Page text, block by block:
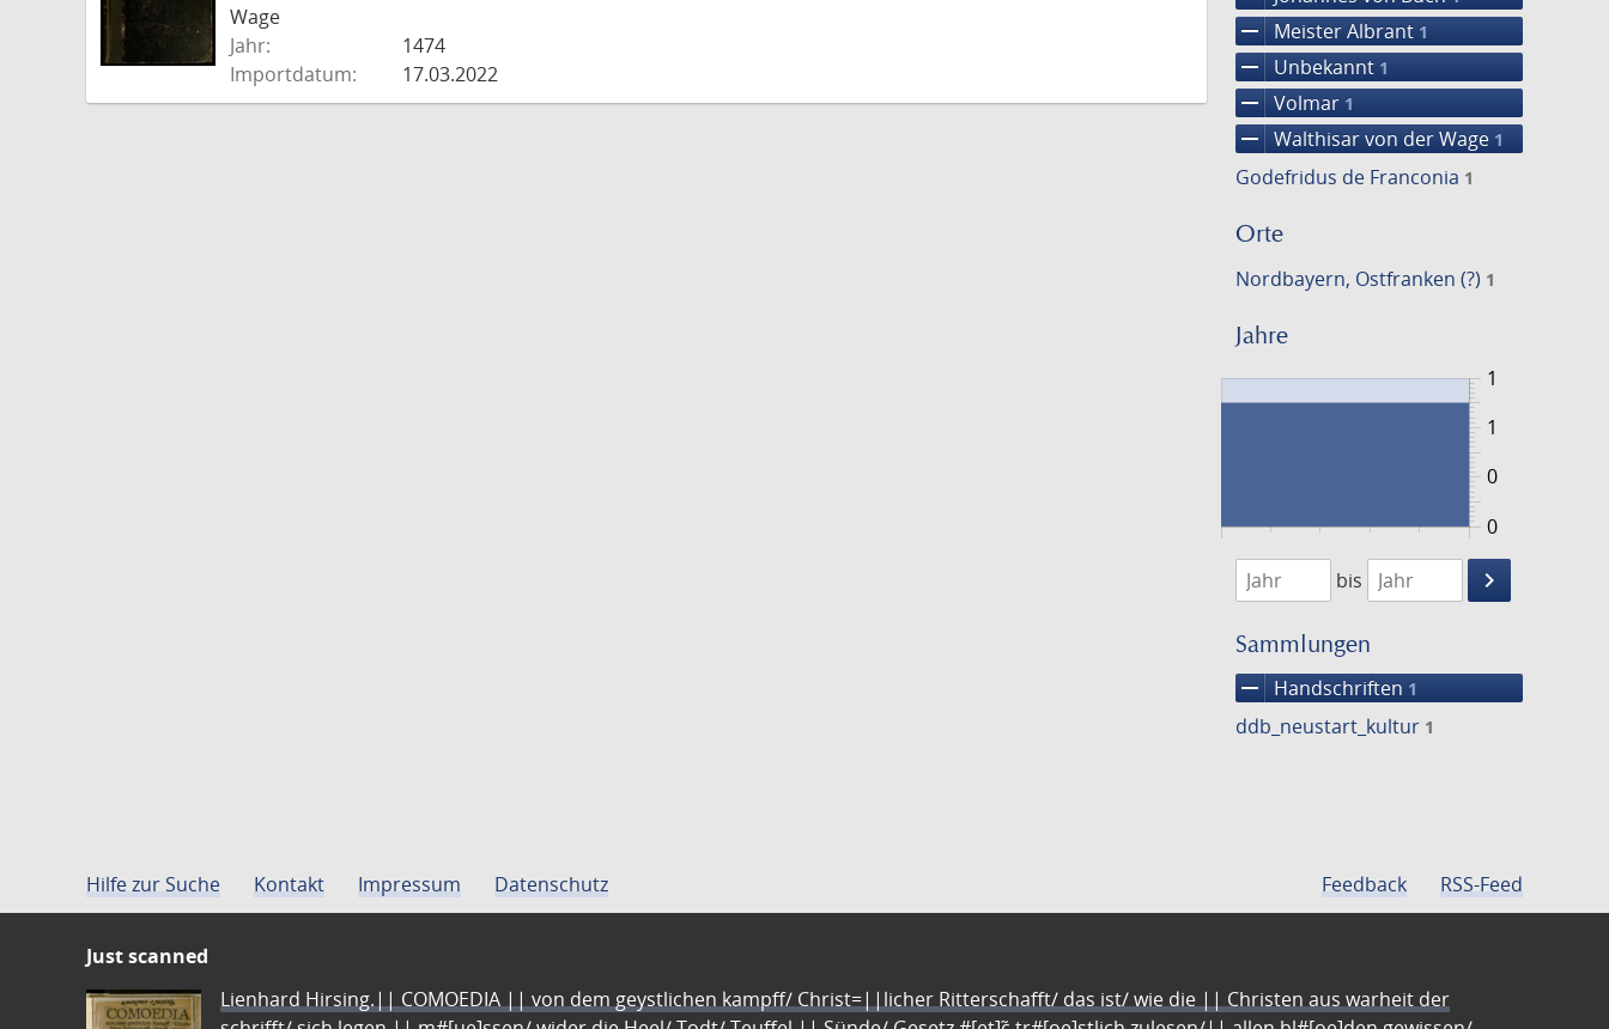
remove Meister Albrant 1
remove Unbekannt 1
remove Volmar 1
remove Walthisar von der Wage 1
Godefridus de Franconia 1
Orte
Nordbayern, Ostfranken (?) 1
Jahre
0
1
0
1
1474
1475
bis
keyboard_arrow_right
Suche
Sammlungen
remove Handschriften 1
ddb_neustart_kultur 1
Wage
Jahr:
1474
Importdatum:
17.03.2022
Hilfe zur Suche Kontakt Impressum Datenschutz Feedback RSS-Feed
Just scanned
Lienhard Hirsing.|| COMOEDIA || von dem geystlichen kampff/ Christ=||licher Ritterschafft/ das ist/ wie die || Christen aus warheit der